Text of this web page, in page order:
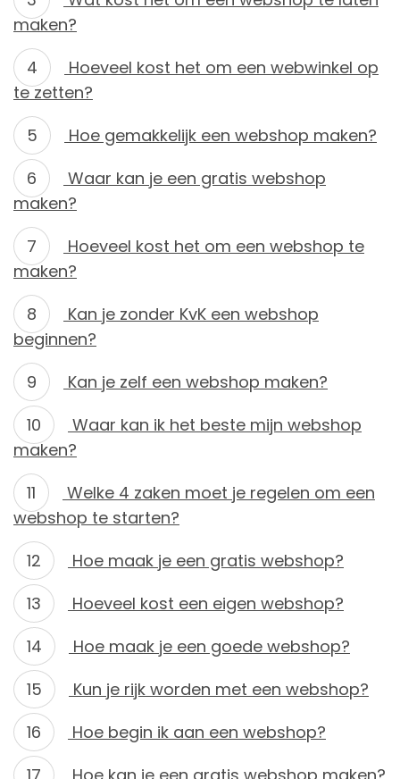
maken?
Hoeveel kost het om een ​​webwinkel op
te zetten?
Hoe gemakkelijk een webshop maken?
Waar kan je een gratis webshop
maken?
Hoeveel kost het om een webshop te
maken?
Kan je zonder KvK een webshop
beginnen?
Kan je zelf een webshop maken?
Waar kan ik het beste mijn webshop
maken?
Welke 4 zaken moet je regelen om een
webshop te starten?
Hoe maak je een gratis webshop?
Hoeveel kost een eigen webshop?
Hoe maak je een goede webshop?
Kun je rijk worden met een webshop?
Hoe begin ik aan een webshop?